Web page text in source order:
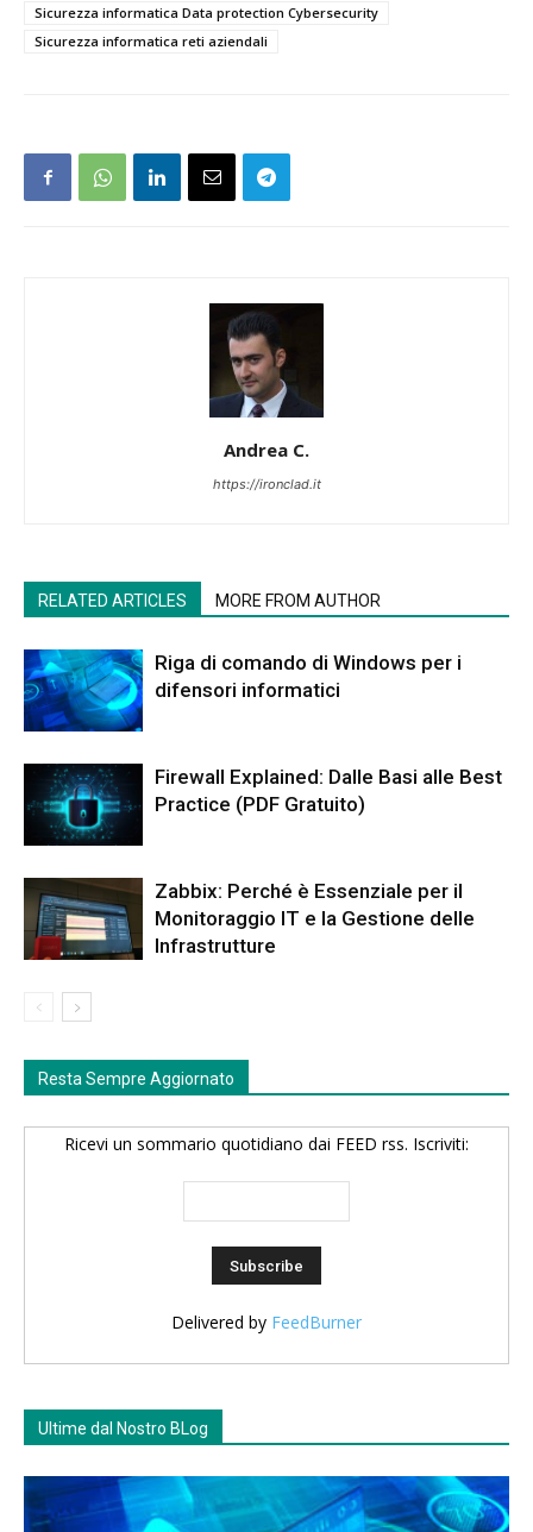
Sicurezza informatica Data protection Cybersecurity
Sicurezza informatica reti aziendali
Andrea C.
https://ironclad.it
RELATED ARTICLES MORE FROM AUTHOR
Riga di comando di Windows per i
difensori informatici
Firewall Explained: Dalle Basi alle Best
Practice (PDF Gratuito)
Zabbix: Perché è Essenziale per il
Monitoraggio IT e la Gestione delle
Infrastrutture
Resta Sempre Aggiornato
Ricevi un sommario quotidiano dai FEED rss. Iscriviti:
Delivered by FeedBurner
Ultime dal Nostro BLog